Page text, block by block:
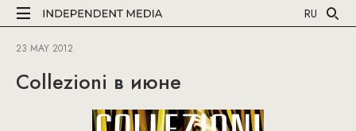
RU
23 MAY 2012
Collezioni в июне